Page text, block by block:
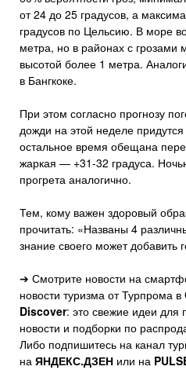
от 24 до 25 градусов, а
градусов по Цельсию. В море
метра, но в районах с грозами
высотой более 1 метра.
в Бангкоке.
При этом согласно прогнозу
дожди на этой неделе
остальное время обещана
жаркая — +31-32 градуса.
прогрета аналогично.
Тем, кому важен здоровый
прочитать: «Названы 4
знание своего может добавить
➔ Смотрите новости на
новости туризма от Турпрома в
Discover: это свежие идеи для
новости и подборки по
Либо подпишитесь на канал
на ЯНДЕКС.ДЗЕН или на